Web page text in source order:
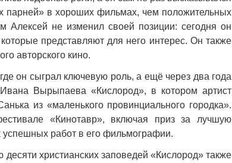
парней» в хороших фильмах, чем положительных
не изменил своей позиции: сегодня он
представляют для него интерес. Он также
авторского кино.
он сыграл ключевую роль, а ещё через два года
Вырыпаева «Кислород», в котором артист
из «маленького провинциального городка».
«Кинотавр», включая приз за лучшую
успешных работ в его фильмографии.
христианских заповедей «Кислород» также